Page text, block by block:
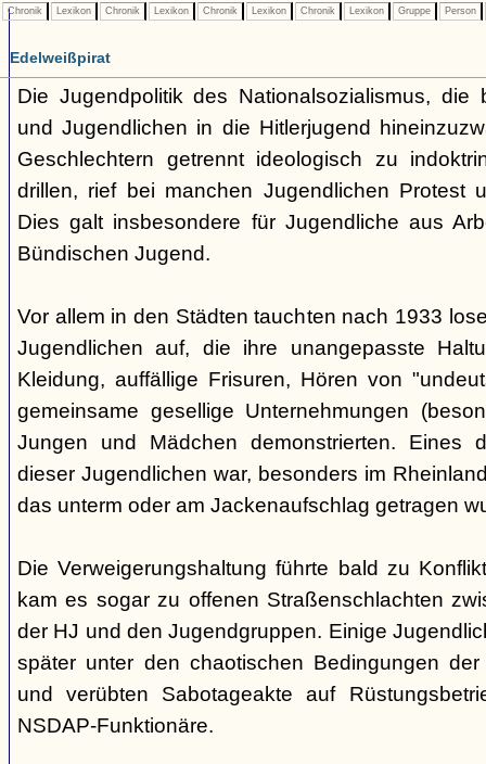
Chronik Lexikon Chronik Lexikon Chronik Lexikon Chronik Lexikon Gruppe Person
Edelweißpirat
Die Jugendpolitik des Nationalsozialismus, die
und Jugendlichen in die Hitlerjugend
Geschlechtern getrennt ideologisch zu
drillen, rief bei manchen Jugendlichen Protest
Dies galt insbesondere für Jugendliche aus
Bündischen Jugend.
Vor allem in den Städten tauchten nach 1933
Jugendlichen auf, die ihre unangepasste
Kleidung, auffällige Frisuren, Hören von
gemeinsame gesellige Unternehmungen
Jungen und Mädchen demonstrierten. Eines
dieser Jugendlichen war, besonders im
das unterm oder am Jackenaufschlag getragen
Die Verweigerungshaltung führte bald zu
kam es sogar zu offenen Straßenschlachten
der HJ und den Jugendgruppen. Einige
später unter den chaotischen Bedingungen
und verübten Sabotageakte auf
NSDAP-Funktionäre.